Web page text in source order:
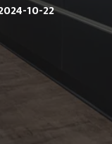
10-22